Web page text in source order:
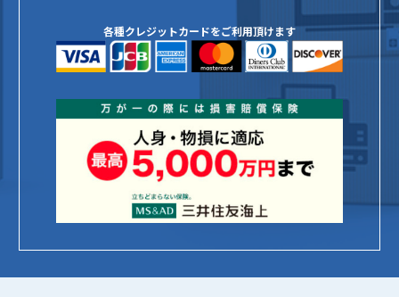
各種クレジットカードをご利用頂けます